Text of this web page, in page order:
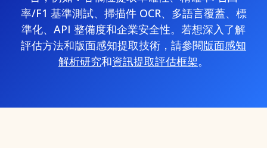
率/F1 基準測試、掃描件 OCR、多語言覆蓋、標
準化、API 整備度和企業安全性。若想深入了解
評估方法和版面感知提取技術，請參閱版面感知
解析研究和資訊提取評估框架。